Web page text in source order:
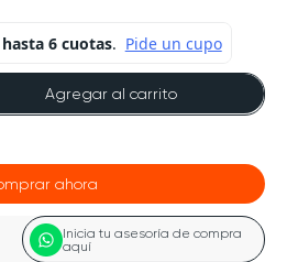
Agregar al carrito
ahora
Inicia tu asesoría de compra
aquí